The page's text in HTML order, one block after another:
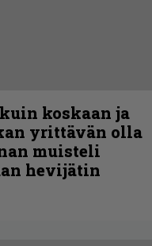
koskaan ja
yrittävän olla
muisteli
hevijätin